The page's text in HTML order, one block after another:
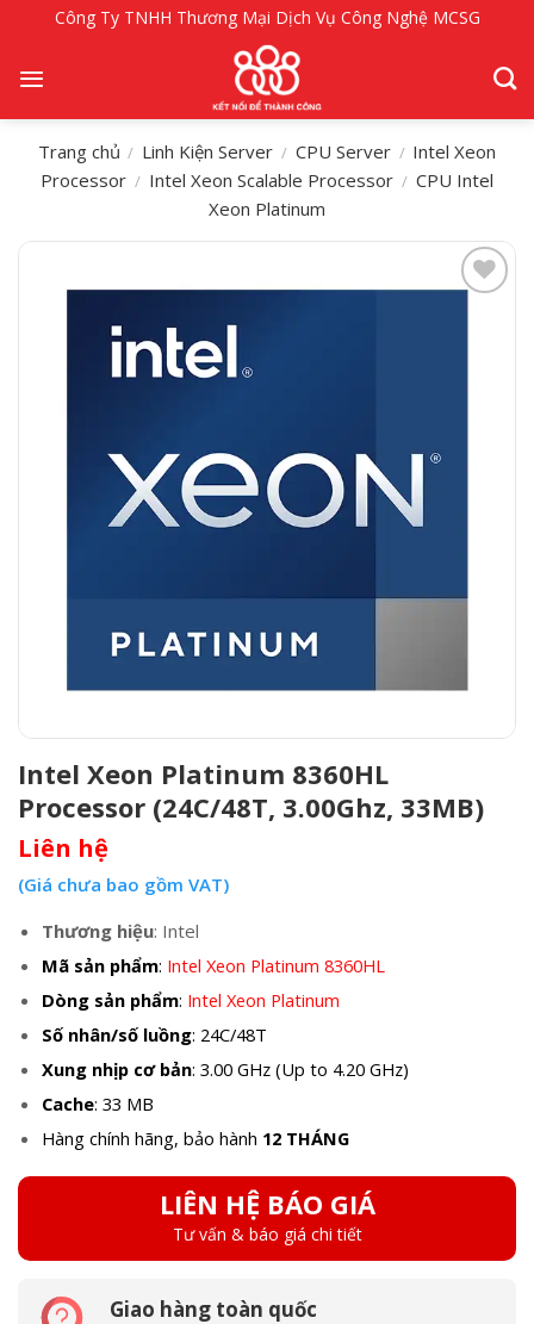
nội
Công Ty TNHH Thương Mại Dịch Vụ Công Nghệ MCSG
Trang chủ / Linh Kiện Server / CPU Server / Intel Xeon
Processor / Intel Xeon Scalable Processor / CPU Intel
Xeon Platinum
Intel Xeon Platinum 8360HL
Processor (24C/48T, 3.00Ghz, 33MB)
Liên hệ
(Giá chưa bao gồm VAT)
Thương hiệu: Intel
Mã sản phẩm: Intel Xeon Platinum 8360HL
Dòng sản phẩm: Intel Xeon Platinum
Số nhân/số luồng: 24C/48T
Xung nhịp cơ bản: 3.00 GHz (Up to 4.20 GHz)
Cache: 33 MB
Hàng chính hãng, bảo hành 12 THÁNG
LIÊN HỆ BÁO GIÁ
Tư vấn & báo giá chi tiết
Giao hàng toàn quốc